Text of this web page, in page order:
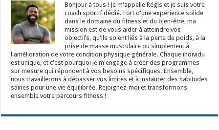
Bonjour à tous ! Je m'appelle Régis et je suis votre
coach sportif dédié. Fort d'une expérience solide
dans le domaine du fitness et du bien-être, ma
mission est de vous aider à atteindre vos
objectifs, qu'ils soient liés à la perte de poids, à la
prise de masse musculaire ou simplement à
l'amélioration de votre condition physique générale. Chaque individu
est unique, et c'est pourquoi je m'engage à créer des programmes
sur mesure qui répondent à vos besoins spécifiques. Ensemble,
nous travaillerons à dépasser vos limites et à instaurer des habitudes
saines pour une vie équilibrée. Rejoignez-moi et transformons
ensemble votre parcours fitness !